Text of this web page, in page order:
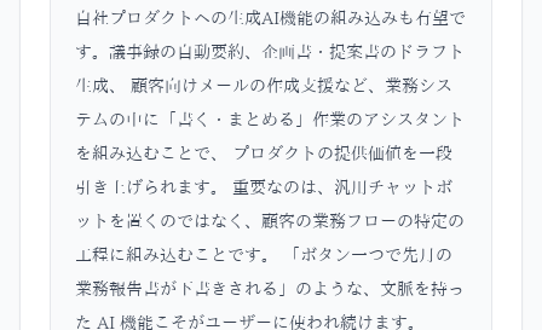
自社プロダクトへの生成AI機能の組み込みも有望で
す。議事録の自動要約、企画書・提案書のドラフト
生成、 顧客向けメールの作成支援など、業務シス
テムの中に「書く・まとめる」作業のアシスタント
を組み込むことで、 プロダクトの提供価値を一段
引き上げられます。 重要なのは、汎用チャットボ
ットを置くのではなく、顧客の業務フローの特定の
工程に組み込むことです。 「ボタン一つで先月の
業務報告書が下書きされる」のような、文脈を持っ
た AI 機能こそがユーザーに使われ続けます。